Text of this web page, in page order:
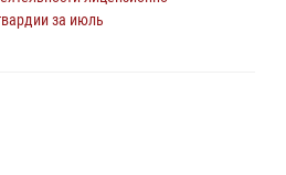
за июль